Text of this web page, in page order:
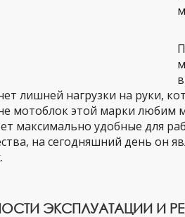
лишней нагрузки на руки,
мотоблок этой марки любим
максимально удобные для
на сегодняшний день он
ЭКСПЛУАТАЦИИ И